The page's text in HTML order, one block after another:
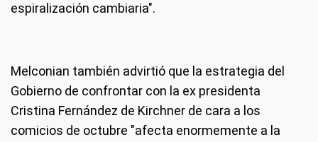
espiralización cambiaria".
Melconian también advirtió que la estrategia del
Gobierno de confrontar con la ex presidenta
Cristina Fernández de Kirchner de cara a los
comicios de octubre "afecta enormemente a la